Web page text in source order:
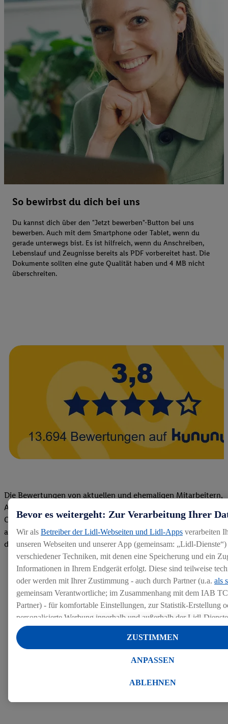
So bewirbst du dich bei uns
Du kannst dich über den "Jetzt bewerben"-Button bei uns
bewerben. Auch mit dem Smartphone oder Tablet, wenn du
gerade unterwegs bist. Es ist hilfreich, wenn du Anschreiben,
Lebenslauf und Zeugnisse bereits als PDF vorbereitet hast. Die
Dokumente sollten eine gute Qualität haben und 4 MB nicht
überschreiten.
Die Bewertungen von aktuellen und ehemaligen Mitarbeitern,
Azubis und externen Bewerbern haben uns zu einer Top
Company gemacht. Wir freuen uns über unseren guten Score
auf dem Arbeitgeber-Bewertungsportal kununu.Hier geht's zu
den Bewertungen
Bevor es weitergeht: Zur Verarbeitung Ihrer
Wir als Betreiber der Lidl-Webseiten und Lidl-Apps verarbeiten
unseren Webseiten und unserer App (gemeinsam: „Lidl-
verschiedener Techniken, mit denen eine Speicherung und ein
Informationen in Ihrem Endgerät erfolgt. Diese sind teilweise
oder werden mit Ihrer Zustimmung - auch durch Partner (u.a. als
gemeinsam Verantwortliche; im Zusammenhang mit dem IAB
Partner) - für komfortable Einstellungen, zur Statistik-Erstellung
personalisierte Werbung innerhalb und außerhalb der Lidl-
Datenverarbeitungen für personalisierte Werbung werden
Werbung auszusteuern und um Dritten die Ausspielung von
werden für diese Zwecke auch Daten aus Ihrem Filial-
Diensten zur Verfügung gestellt, damit dieser alseigenständig
ABLEHNEN
ANPASSEN
ZUSTIMMEN